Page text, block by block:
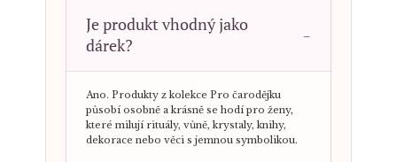
Je produkt vhodný jako
dárek?
Ano. Produkty z kolekce Pro čarodějku
působí osobně a krásně se hodí pro ženy,
které milují rituály, vůně, krystaly, knihy,
dekorace nebo věci s jemnou symbolikou.